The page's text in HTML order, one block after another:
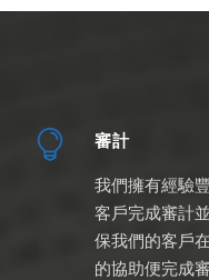
審計
我們擁有經驗
客戶完成審計
保我們的客戶
的協助便完成